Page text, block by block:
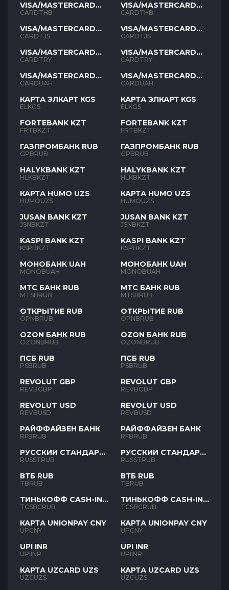
VISA/MASTERCARD
THB
CARDTHB
VISA/MASTERCARD
TJS
CARDTJS
VISA/MASTERCARD
TYR
CARDTRY
VISA/MASTERCARD
UAH
CARDUAH
КАРТА ЭЛКАРТ KGS
ELKGS
FORTEBANK KZT
FRTBKZT
ГАЗПРОМБАНК RUB
GPBRUB
HALYKBANK KZT
HLKBKZT
КАРТА HUMO UZS
HUMOUZS
JUSAN BANK KZT
JSNBKZT
KASPI BANK KZT
KSPBKZT
МОНОБАНК UAH
MONOBUAH
МТС БАНК RUB
MTSBRUB
ОТКРЫТИЕ RUB
OPNBRUB
OZON БАНК RUB
OZONBRUB
ПСБ RUB
PSBRUB
REVOLUT GBP
REVBGBP
REVOLUT USD
REVBUSD
РАЙФФАЙЗЕН БАНК
RFBRUB
РУССКИЙ СТАНДАРТ
RUB
RUSSTRUB
ВТБ RUB
TBRUB
ТИНЬКОФФ CASH-IN
RUB
TCSBCRUB
КАРТА UNIONPAY CNY
UPCNY
UPI INR
UPIINR
КАРТА UZCARD UZS
UZCUZS
VISA/MASTERCARD
THB
CARDTHB
VISA/MASTERCARD
TJS
CARDTJS
VISA/MASTERCARD
TYR
CARDTRY
VISA/MASTERCARD
UAH
CARDUAH
КАРТА ЭЛКАРТ KGS
ELKGS
FORTEBANK KZT
FRTBKZT
ГАЗПРОМБАНК RUB
GPBRUB
HALYKBANK KZT
HLKBKZT
КАРТА HUMO UZS
HUMOUZS
JUSAN BANK KZT
JSNBKZT
KASPI BANK KZT
KSPBKZT
МОНОБАНК UAH
MONOBUAH
МТС БАНК RUB
MTSBRUB
ОТКРЫТИЕ RUB
OPNBRUB
OZON БАНК RUB
OZONBRUB
ПСБ RUB
PSBRUB
REVOLUT GBP
REVBGBP
REVOLUT USD
REVBUSD
РАЙФФАЙЗЕН БАНК
RFBRUB
РУССКИЙ СТАНДАРТ
RUB
RUSSTRUB
ВТБ RUB
TBRUB
ТИНЬКОФФ CASH-IN
RUB
TCSBCRUB
КАРТА UNIONPAY CNY
UPCNY
UPI INR
UPIINR
КАРТА UZCARD UZS
UZCUZS